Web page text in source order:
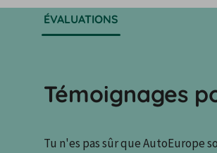
ÉVALUATIONS
Témoignages
Tu n'es pas sûr que AutoEurope